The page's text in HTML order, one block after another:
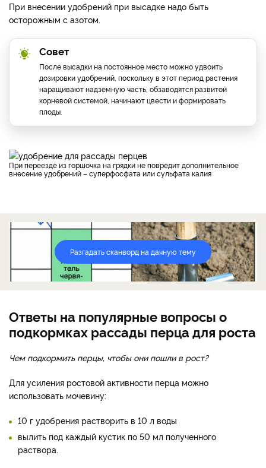
При внесении удобрений при высадке надо быть
осторожным с азотом.
Совет
После высадки на постоянное место можно удвоить
дозировки удобрений, поскольку в этот период растения
наращивают надземную часть, обзаводятся развитой
корневой системой, начинают цвести и формировать
плоды.
При переезде из горшочка на грядки не повредит дополнительное
внесение удобрений – суперфосфата или сульфата калия
Разгадать сканворд на дачную тему
Ответы на популярные вопросы о
подкормках рассады перца для роста
Чем подкормить перцы, чтобы они пошли в рост?
Для усиления ростовой активности перца можно
использовать мочевину:
10 г удобрения растворить в 10 л воды
вылить под каждый кустик по 50 мл полученного
раствора.